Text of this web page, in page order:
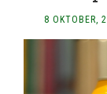
8 OKTOBER,